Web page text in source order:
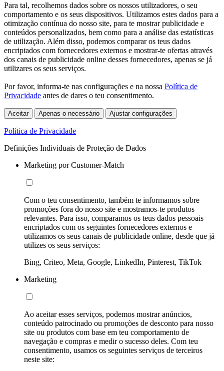
Para tal, recolhemos dados sobre os nossos utilizadores, o seu
comportamento e os seus dispositivos. Utilizamos estes dados para a
otimização contínua do nosso site, para te mostrar publicidade e
conteúdos personalizados, bem como para a análise das estatísticas
de utilização. Além disso, podemos comparar os teus dados
encriptados com fornecedores externos e mostrar-te ofertas através
dos canais de publicidade online desses fornecedores, apenas se já
utilizares os seus serviços.
Por favor, informa-te nas configurações e na nossa Política de
Privacidade antes de dares o teu consentimento.
Aceitar Apenas o necessário Ajustar configurações
Política de Privacidade
Definições Individuais de Proteção de Dados
Marketing por Customer-Match
Com o teu consentimento, também te informamos sobre
promoções fora do nosso site e mostramos-te produtos
relevantes. Para isso, comparamos os teus dados pessoais
encriptados com os seguintes fornecedores externos e
utilizamos os seus canais de publicidade online, desde que já
utilizes os seus serviços:
Bing, Criteo, Meta, Google, LinkedIn, Pinterest, TikTok
Marketing
Ao aceitar esses serviços, podemos mostrar anúncios,
conteúdo patrocinado ou promoções de desconto para nosso
site ou produtos com base em teu comportamento de
navegação e compras e medir o sucesso deles. Com teu
consentimento, usamos os seguintes serviços de terceiros
neste site: